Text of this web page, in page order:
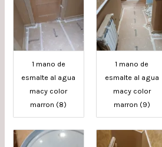
1 mano de
esmalte al agua
macy color
marron (8)
1 mano de
esmalte al agua
macy color
marron (9)